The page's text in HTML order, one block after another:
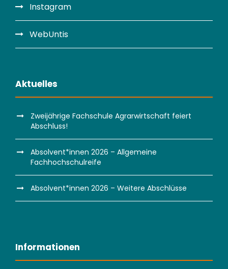
Instagram
WebUntis
Aktuelles
Zweijährige Fachschule Agrarwirtschaft feiert
Abschluss!
Absolvent*innen 2026 – Allgemeine
Fachhochschulreife
Absolvent*innen 2026 – Weitere Abschlüsse
Informationen